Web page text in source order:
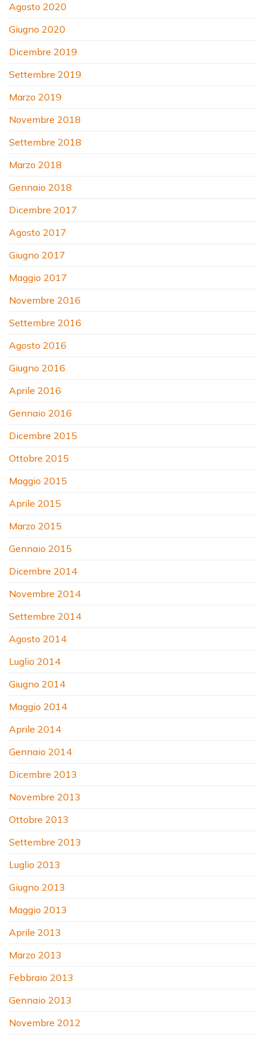
Agosto 2020
Giugno 2020
Dicembre 2019
Settembre 2019
Marzo 2019
Novembre 2018
Settembre 2018
Marzo 2018
Gennaio 2018
Dicembre 2017
Agosto 2017
Giugno 2017
Maggio 2017
Novembre 2016
Settembre 2016
Agosto 2016
Giugno 2016
Aprile 2016
Gennaio 2016
Dicembre 2015
Ottobre 2015
Maggio 2015
Aprile 2015
Marzo 2015
Gennaio 2015
Dicembre 2014
Novembre 2014
Settembre 2014
Agosto 2014
Luglio 2014
Giugno 2014
Maggio 2014
Aprile 2014
Gennaio 2014
Dicembre 2013
Novembre 2013
Ottobre 2013
Settembre 2013
Luglio 2013
Giugno 2013
Maggio 2013
Aprile 2013
Marzo 2013
Febbraio 2013
Gennaio 2013
Novembre 2012